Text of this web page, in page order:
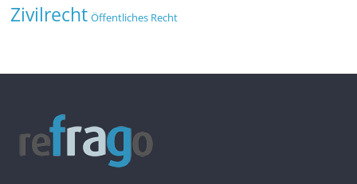
Zivilrecht Öffentliches Recht